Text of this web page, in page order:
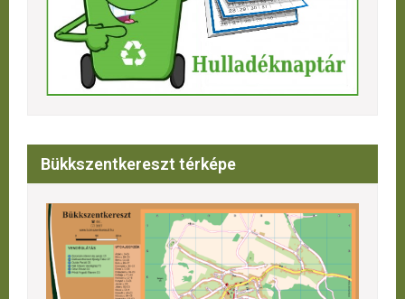
Bükkszentkereszt térképe